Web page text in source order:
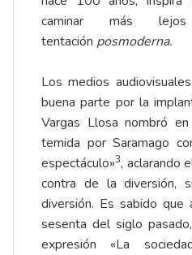
caminar más
tentación posmoderna.
Los medios
buena parte por la
Vargas Llosa nombró
temida por Saramago
espectáculo»3, aclarando
contra de la diversión,
diversión. Es sabido
sesenta del siglo
expresión «La